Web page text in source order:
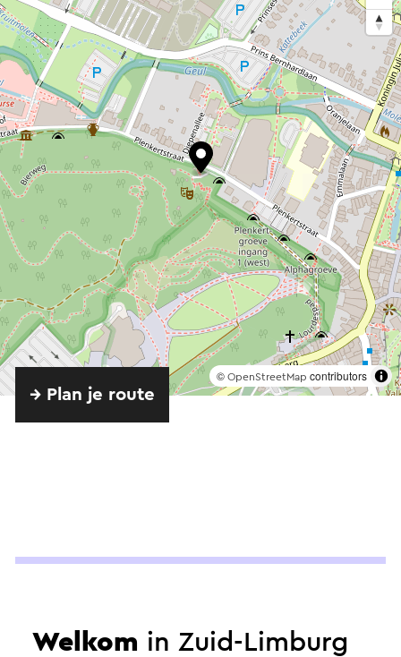
© OpenStreetMap contributors
→ Plan je route
door
Welkom in Zuid-Limburg